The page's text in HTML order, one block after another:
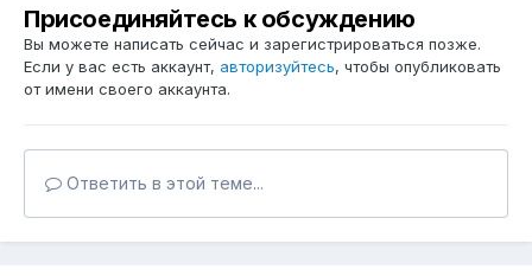
Присоединяйтесь к обсуждению
Вы можете написать сейчас и зарегистрироваться позже.
Если у вас есть аккаунт, авторизуйтесь, чтобы опубликовать
от имени своего аккаунта.
Ответить в этой теме...